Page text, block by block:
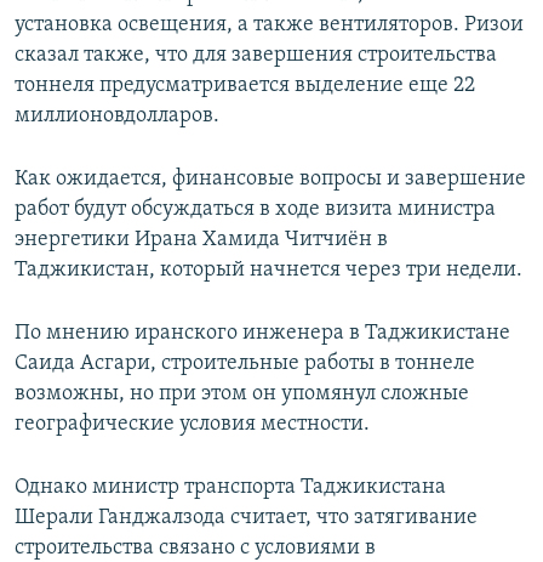
установка освещения, а также вентиляторов. Ризои
сказал также, что для завершения строительства
тоннеля предусматривается выделение еще 22
миллионовдолларов.
Как ожидается, финансовые вопросы и завершение
работ будут обсуждаться в ходе визита министра
энергетики Ирана Хамида Читчиён в
Таджикистан, который начнется через три недели.
По мнению иранского инженера в Таджикистане
Саида Асгари, строительные работы в тоннеле
возможны, но при этом он упомянул сложные
географические условия местности.
Однако министр транспорта Таджикистана
Шерали Ганджалзода считает, что затягивание
строительства связано с условиями в